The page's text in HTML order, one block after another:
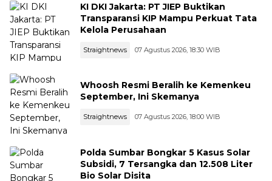
KI DKI Jakarta: PT JIEP Buktikan
Transparansi KIP Mampu Perkuat Tata
Kelola Perusahaan
Straightnews 07 Agustus 2026, 18:30 WIB
Whoosh Resmi Beralih ke Kemenkeu
September, Ini Skemanya
Straightnews 07 Agustus 2026, 18:00 WIB
Polda Sumbar Bongkar 5 Kasus Solar
Subsidi, 7 Tersangka dan 12.508 Liter
Bio Solar Disita